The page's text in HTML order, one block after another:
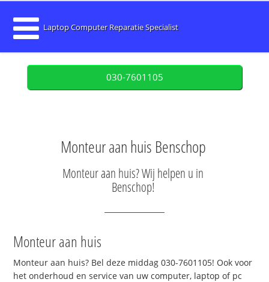
Laptop Computer Reparatie Specialist
030-7601105
Monteur aan huis Benschop
Monteur aan huis? Wij helpen u in
Benschop!
Monteur aan huis
Monteur aan huis? Bel deze middag 030-7601105! Ook voor
het onderhoud en service van uw computer, laptop of pc